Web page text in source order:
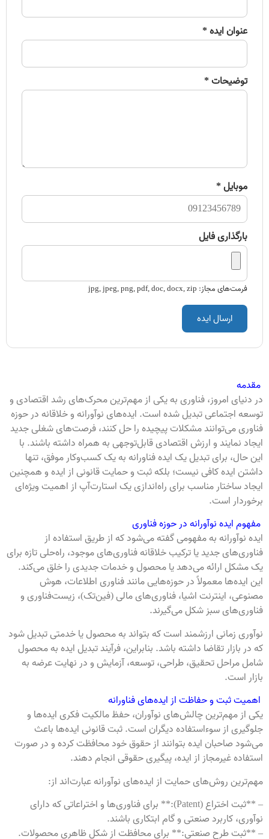
عنوان ایده *
توضیحات *
موبایل *
بارگذاری فایل
فرمت‌های مجاز: jpg, jpeg, png, pdf, doc, docx, zip
ارسال ایده
مقدمه
در دنیای امروز، فناوری به یکی از مهم‌ترین محرک‌های رشد اقتصادی و
توسعه اجتماعی تبدیل شده است. ایده‌های نوآورانه و خلاقانه در حوزه
فناوری می‌توانند مشکلات پیچیده را حل کنند، فرصت‌های شغلی جدید
ایجاد نمایند و ارزش اقتصادی قابل‌توجهی به همراه داشته باشند. با
این حال، برای تبدیل یک ایده فناورانه به یک کسب‌وکار موفق، تنها
داشتن ایده کافی نیست؛ بلکه ثبت و حمایت قانونی از ایده و همچنین
ایجاد ساختار مناسب برای راه‌اندازی یک استارت‌آپ از اهمیت ویژه‌ای
برخوردار است.
مفهوم ایده نوآورانه در حوزه فناوری
ایده نوآورانه به مفهومی گفته می‌شود که از طریق استفاده از
فناوری‌های جدید یا ترکیب خلاقانه فناوری‌های موجود، راه‌حلی تازه برای
یک مشکل ارائه می‌دهد یا محصول و خدمات جدیدی را خلق می‌کند.
این ایده‌ها معمولاً در حوزه‌هایی مانند فناوری اطلاعات، هوش
مصنوعی، اینترنت اشیا، فناوری‌های مالی (فین‌تک)، زیست‌فناوری و
فناوری‌های سبز شکل می‌گیرند.
نوآوری زمانی ارزشمند است که بتواند به محصول یا خدمتی تبدیل شود
که در بازار تقاضا داشته باشد. بنابراین، فرآیند تبدیل ایده به محصول
شامل مراحل تحقیق، طراحی، توسعه، آزمایش و در نهایت عرضه به
بازار است.
اهمیت ثبت و حفاظت از ایده‌های فناورانه
یکی از مهم‌ترین چالش‌های نوآوران، حفظ مالکیت فکری ایده‌ها و
جلوگیری از سوءاستفاده دیگران است. ثبت قانونی ایده‌ها باعث
می‌شود صاحبان ایده بتوانند از حقوق خود محافظت کرده و در صورت
استفاده غیرمجاز از ایده، پیگیری حقوقی انجام دهند.
مهم‌ترین روش‌های حمایت از ایده‌های نوآورانه عبارت‌اند از:
– **ثبت اختراع (Patent):** برای فناوری‌ها و اختراعاتی که دارای
نوآوری، کاربرد صنعتی و گام ابتکاری باشند.
– **ثبت طرح صنعتی:** برای محافظت از شکل ظاهری محصولات.